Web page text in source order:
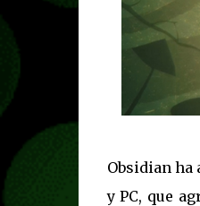
Obsidian ha
y PC, que